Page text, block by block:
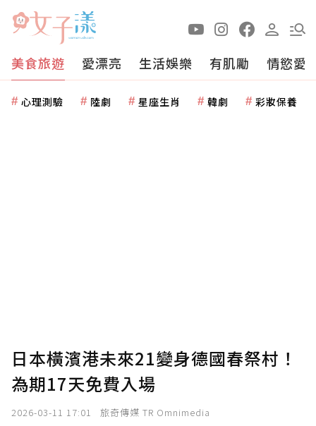
美食旅遊 愛漂亮 生活娛樂 有肌勵 情慾愛
心理測驗 陸劇 星座生肖 韓劇 彩妝保養
日本橫濱港未來21變身德國春祭村！
為期17天免費入場
2026-03-11 17:01 旅奇傳媒 TR Omnimedia